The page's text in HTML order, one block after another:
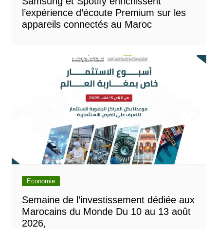
l’expérience d’écoute Premium sur les
appareils connectés au Maroc
Economie
Semaine de l’investissement dédiée aux
Marocains du Monde Du 10 au 13 août
2026,